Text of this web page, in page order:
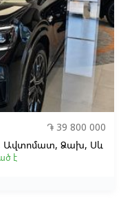
֏ 39 800 000
Ավտոմատ, Ձախ, Սև
է